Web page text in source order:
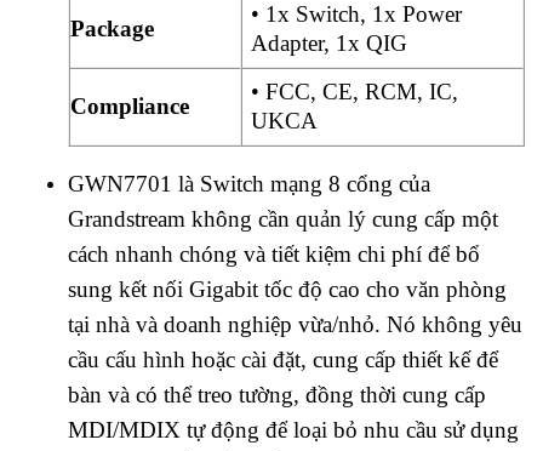
Package
• 1x Switch, 1x Power
Adapter, 1x QIG
Compliance
• FCC, CE, RCM, IC,
UKCA
GWN7701 là Switch mạng 8 cổng của
Grandstream không cần quản lý cung cấp một
cách nhanh chóng và tiết kiệm chi phí để bổ
sung kết nối Gigabit tốc độ cao cho văn phòng
tại nhà và doanh nghiệp vừa/nhỏ. Nó không yêu
cầu cấu hình hoặc cài đặt, cung cấp thiết kế để
bàn và có thể treo tường, đồng thời cung cấp
MDI/MDIX tự động để loại bỏ nhu cầu sử dụng